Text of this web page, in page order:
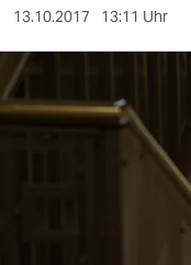
sport
13.10.2017 13:11 Uhr